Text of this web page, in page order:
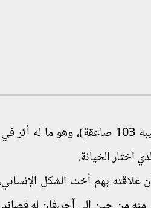
وقد سلط مسلسل الاختيار الضوء على شاعرية الضابط أحمد المنسي (قائد الكتيبة 103
اختار الخيانة.
بهم أخت الشكل